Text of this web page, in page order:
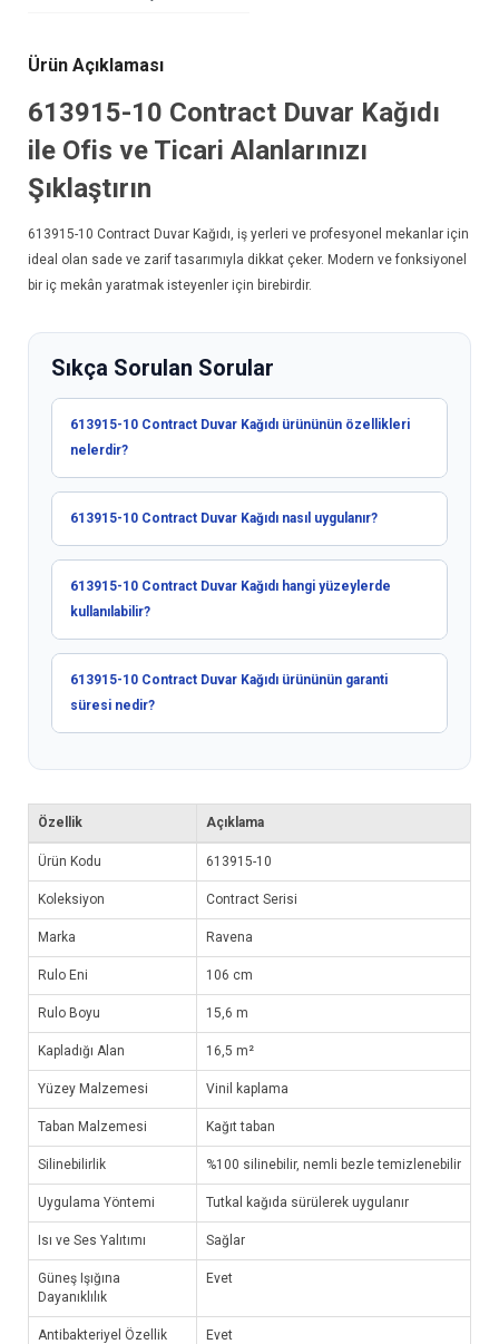
Ürün Açıklaması
613915-10 Contract Duvar Kağıdı
ile Ofis ve Ticari Alanlarınızı
Şıklaştırın
613915-10 Contract Duvar Kağıdı , iş yerleri ve profesyonel mekanlar için
ideal olan sade ve zarif tasarımıyla dikkat çeker. Modern ve fonksiyonel
bir iç mekân yaratmak isteyenler için birebirdir.
Sıkça Sorulan Sorular
613915-10 Contract Duvar Kağıdı ürününün özellikleri
nelerdir?
613915-10 Contract Duvar Kağıdı nasıl uygulanır?
613915-10 Contract Duvar Kağıdı hangi yüzeylerde
kullanılabilir?
613915-10 Contract Duvar Kağıdı ürününün garanti
süresi nedir?
Özellik Açıklama
Ürün Kodu 613915-10
Koleksiyon Contract Serisi
Marka Ravena
Rulo Eni 106 cm
Rulo Boyu 15,6 m
Kapladığı Alan 16,5 m²
Yüzey Malzemesi Vinil kaplama
Taban Malzemesi Kağıt taban
Silinebilirlik %100 silinebilir, nemli bezle temizlenebilir
Uygulama Yöntemi Tutkal kağıda sürülerek uygulanır
Isı ve Ses Yalıtımı Sağlar
Güneş Işığına
Dayanıklılık
Evet
Antibakteriyel Özellik Evet